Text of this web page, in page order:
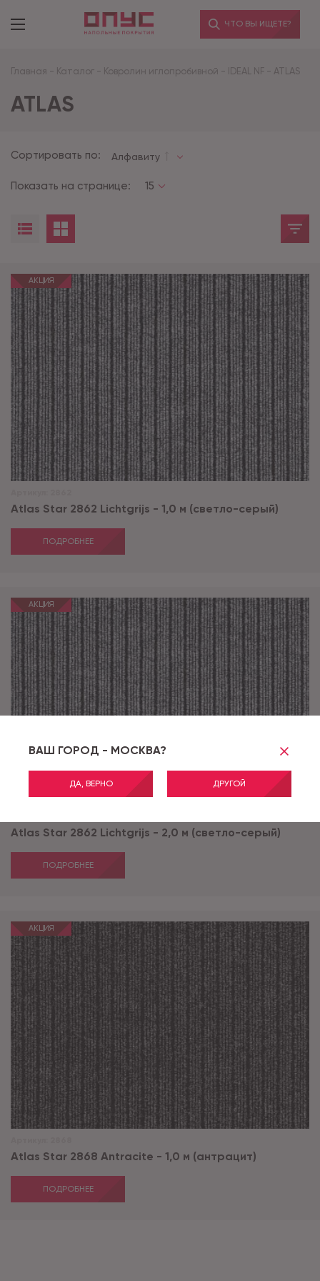
ВАШ ГОРОД - МОСКВА?
ДА, ВЕРНО ДРУГОЙ
ЧТО ВЫ ИЩЕТЕ?
Главная - Каталог - Ковролин иглопробивной - IDEAL NF - ATLAS
ATLAS
Сортировать по: Алфавиту
Показать на странице: 15
АКЦИЯ
Atlas Star 2862 Lichtgrijs - 1,0 м (светло-серый)
ПОДРОБНЕЕ
АКЦИЯ
Atlas Star 2862 Lichtgrijs - 2,0 м (светло-серый)
ПОДРОБНЕЕ
АКЦИЯ
Atlas Star 2868 Antracite - 1,0 м (антрацит)
ПОДРОБНЕЕ